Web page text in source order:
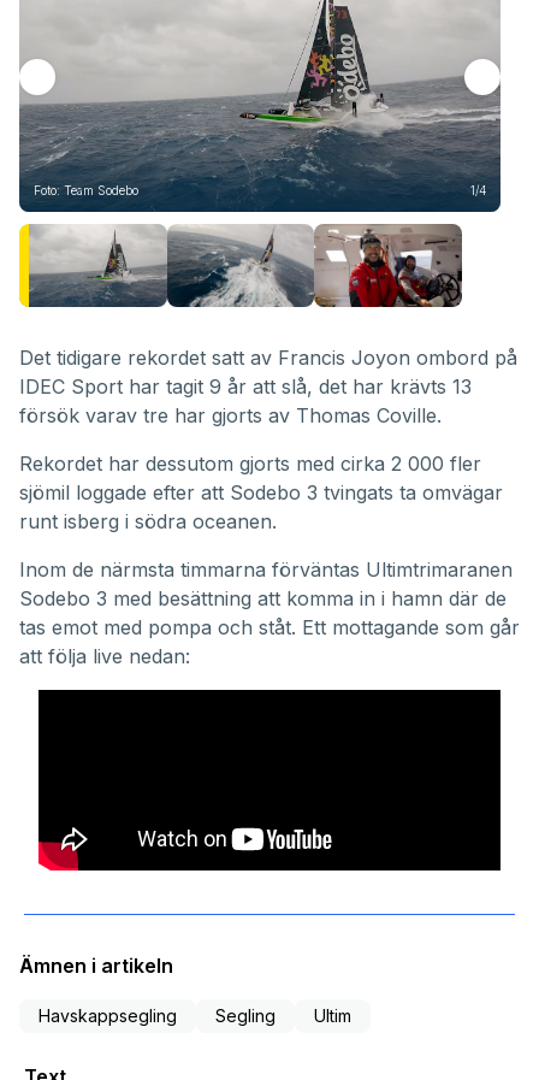
Foto: Team Sodebo 1/4
Det tidigare rekordet satt av Francis Joyon ombord på
IDEC Sport har tagit 9 år att slå, det har krävts 13
försök varav tre har gjorts av Thomas Coville.
Rekordet har dessutom gjorts med cirka 2 000 fler
sjömil loggade efter att Sodebo 3 tvingats ta omvägar
runt isberg i södra oceanen.
Inom de närmsta timmarna förväntas Ultimtrimaranen
Sodebo 3 med besättning att komma in i hamn där de
tas emot med pompa och ståt. Ett mottagande som går
att följa live nedan:
Ämnen i artikeln
Havskappsegling Segling Ultim